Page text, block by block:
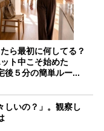
ら最初に何してる？
ト中こそ始めた
後５分の簡単ルー...
しいの？」。観察し